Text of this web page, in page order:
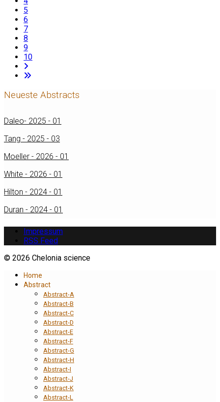
5
6
7
8
9
10
Neueste Abstracts
Daleo- 2025 - 01
Tang - 2025 - 03
Moeller - 2026 - 01
White - 2026 - 01
Hilton - 2024 - 01
Duran - 2024 - 01
Impressum
RSS Feed
© 2026 Chelonia science
Home
Abstract
Abstract-A
Abstract-B
Abstract-C
Abstract-D
Abstract-E
Abstract-F
Abstract-G
Abstract-H
Abstract-I
Abstract-J
Abstract-K
Abstract-L